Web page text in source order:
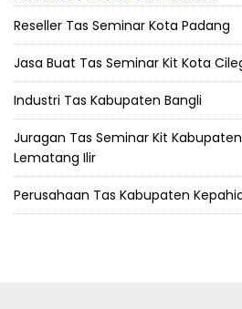
Reseller Tas Seminar Kota Padang
Jasa Buat Tas Seminar Kit Kota
Industri Tas Kabupaten Bangli
Juragan Tas Seminar Kit
Lematang Ilir
Perusahaan Tas Kabupaten